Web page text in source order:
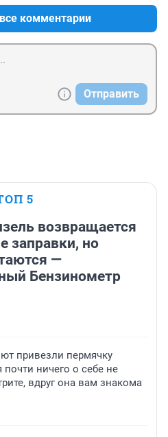
комментарии
Отправить
5
возвращается
заправки, но
—
Бензинометр
привезли пермячку
почти ничего о себе не
вдруг она вам знакома